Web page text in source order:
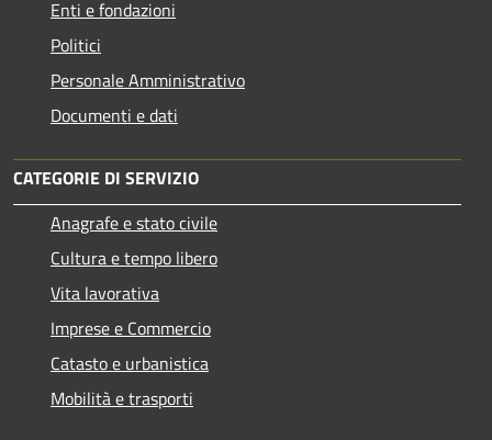
Enti e fondazioni
Politici
Personale Amministrativo
Documenti e dati
CATEGORIE DI SERVIZIO
Anagrafe e stato civile
Cultura e tempo libero
Vita lavorativa
Imprese e Commercio
Catasto e urbanistica
Mobilità e trasporti